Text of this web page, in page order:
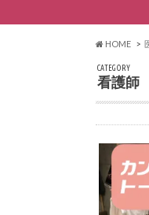
HOME
CATEGORY
看護師